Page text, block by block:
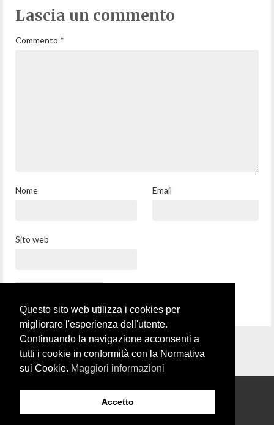
Lascia un commento
Commento *
Nome Email
Sito web
Questo sito web utilizza i cookies per
migliorare l'esperienza dell'utente.
Continuando la navigazione acconsenti a
tutti i cookie in conformità con la Normativa
sui Cookie. Maggiori informazioni
Accetto